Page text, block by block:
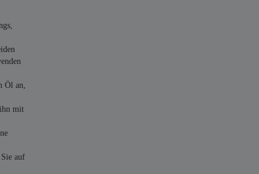
Öl an,
mit
auf